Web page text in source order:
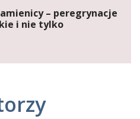
– peregrynacje
i nie tylko